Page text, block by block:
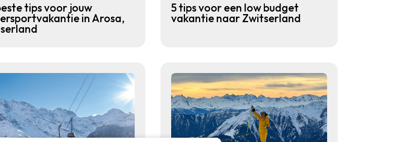
tips voor jouw
in Arosa,
5 tips voor een low budget
vakantie naar Zwitserland